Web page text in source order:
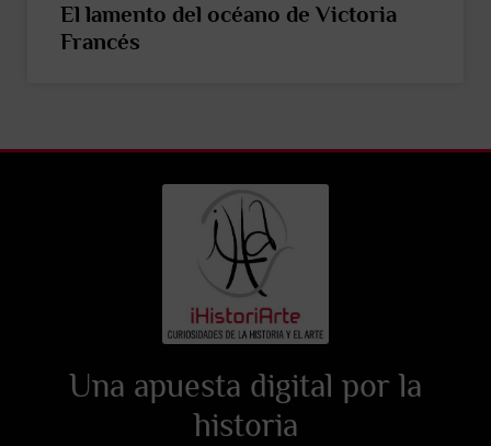
El lamento del océano de Victoria
Francés
Una apuesta digital por la
historia